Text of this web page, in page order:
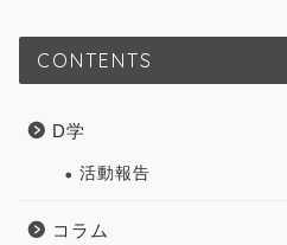
CONTENTS
D学
活動報告
コラム